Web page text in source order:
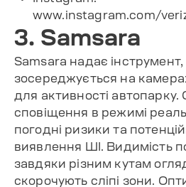
www.instagram.com/
3. Samsara
Samsara надає
зосереджується на
для активності
сповіщення в режимі
погодні ризики та
виявлення ШІ. Видимість
завдяки різним кутам
скорочують сліпі зони.